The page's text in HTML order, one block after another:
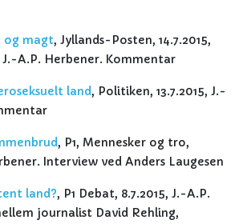
og magt, Jyllands-Posten, 14.7.2015,
A.P. Herbener. Kommentar
land, Politiken, 13.7.2015, J.-
, P1, Mennesker og tro,
Interview ved Anders Laugesen
land?, P1 Debat, 8.7.2015, J.-A.P.
journalist David Rehling,